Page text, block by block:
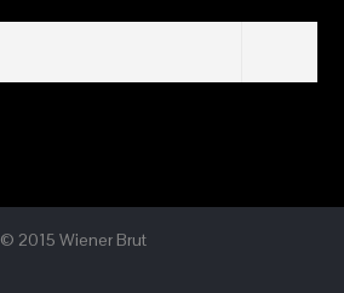
© 2015 Wiener Brut